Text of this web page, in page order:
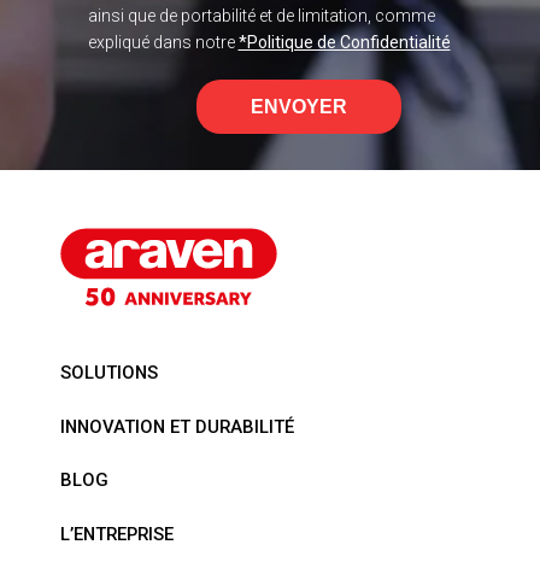
ainsi que de portabilité et de limitation, comme
expliqué dans notre*Politique de Confidentialité
ENVOYER
SOLUTIONS
INNOVATION ET DURABILITÉ
BLOG
L’ENTREPRISE